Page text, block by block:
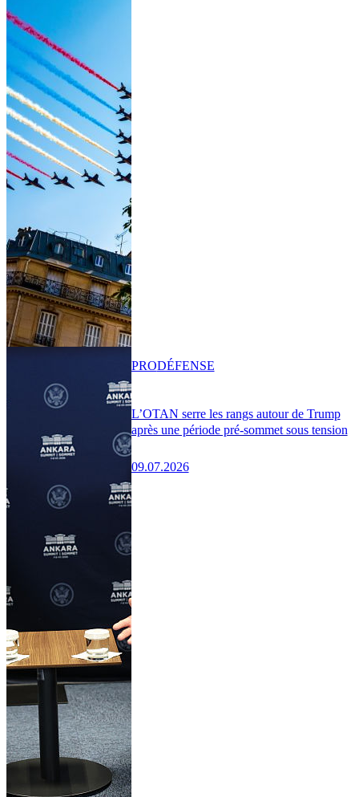
L’OTAN serre les rangs autour de Trump
après une période pré-sommet sous tension
09.07.2026
PRODÉFENSE